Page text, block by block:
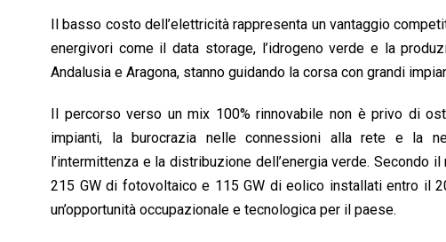
Il basso costo dell’elettricità rappresenta un vantaggio
energivori come il data storage, l’idrogeno verde e la
Andalusia e Aragona, stanno guidando la corsa con grandi
Il percorso verso un mix 100% rinnovabile non è privo di
impianti, la burocrazia nelle connessioni alla rete e la
l’intermittenza e la distribuzione dell’energia verde. Secondo
215 GW di fotovoltaico e 115 GW di eolico installati entro il
un’opportunità occupazionale e tecnologica per il paese.